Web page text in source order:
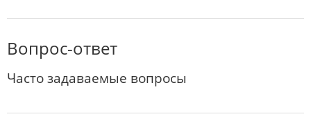
Вопрос-ответ
Часто задаваемые вопросы